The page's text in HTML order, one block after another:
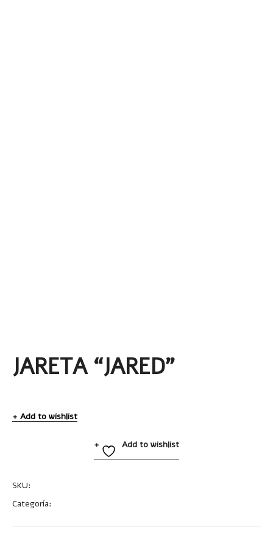
JARETA “JARED”
Add to wishlist
Add to wishlist
SKU:
Categoría: